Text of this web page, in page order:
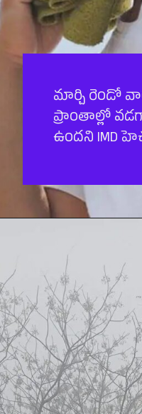
మార్చి రెండో
ప్రాంతాల్లో
ఉందని IMD